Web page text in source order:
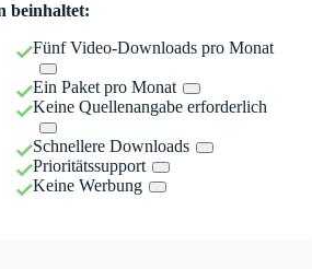
beinhaltet:
Fünf Video-Downloads pro Monat
Ein Paket pro Monat
Keine Quellenangabe erforderlich
Schnellere Downloads
Prioritätssupport
Keine Werbung